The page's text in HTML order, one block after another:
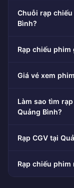
Chuỗi rạp
Bình?
Rạp chiếu phim
Giá vé xem
Làm sao tìm
Quảng Bình?
Rạp CGV tại
Rạp chiếu phim